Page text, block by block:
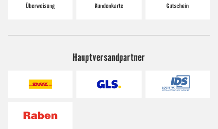
Hauptversandpartner